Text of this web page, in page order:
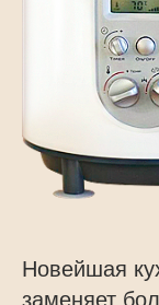
Новейшая
заменяет